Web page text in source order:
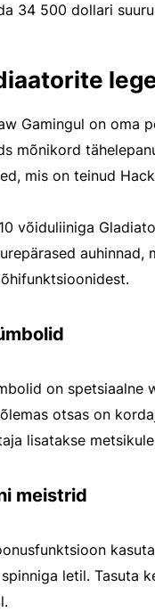
34 500 dollari
Gamingul on oma
mõnikord
mis on teinud
võiduliiniga
auhinnad,
on spetsiaalne
otsas on
lisatakse
meistrid
letil. Tasuta